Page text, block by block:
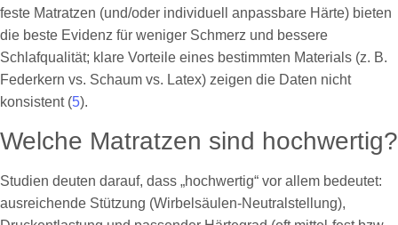
feste Matratzen (und/oder individuell anpassbare Härte) bieten
die beste Evidenz für weniger Schmerz und bessere
Schlafqualität; klare Vorteile eines bestimmten Materials (z. B.
Federkern vs. Schaum vs. Latex) zeigen die Daten nicht
konsistent (5).
Welche Matratzen sind hochwertig?
Studien deuten darauf, dass „hochwertig“ vor allem bedeutet:
ausreichende Stützung (Wirbelsäulen-Neutralstellung),